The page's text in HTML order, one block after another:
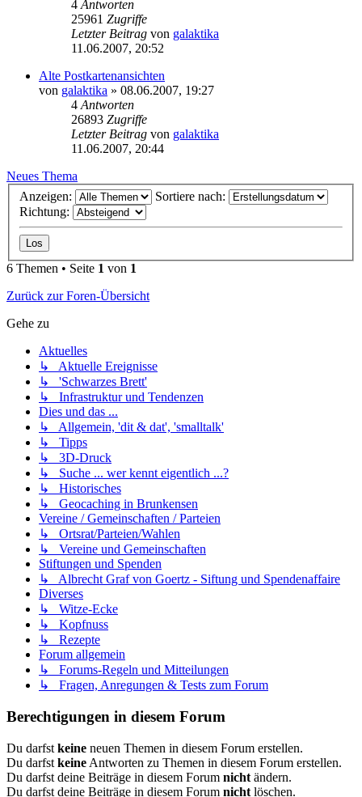
4 Antworten
25961 Zugriffe
Letzter Beitrag von galaktika
11.06.2007, 20:52
Alte Postkartenansichten
von galaktika » 08.06.2007, 19:27
4 Antworten
26893 Zugriffe
Letzter Beitrag von galaktika
11.06.2007, 20:44
Neues Thema
Anzeigen:
Sortiere nach:
Richtung:
6 Themen • Seite 1 von 1
Zurück zur Foren-Übersicht
Gehe zu
Aktuelles
↳ Aktuelle Ereignisse
↳ 'Schwarzes Brett'
↳ Infrastruktur und Tendenzen
Dies und das ...
↳ Allgemein, 'dit & dat', 'smalltalk'
↳ Tipps
↳ 3D-Druck
↳ Suche ... wer kennt eigentlich ...?
↳ Historisches
↳ Geocaching in Brunkensen
Vereine / Gemeinschaften / Parteien
↳ Ortsrat/Parteien/Wahlen
↳ Vereine und Gemeinschaften
Stiftungen und Spenden
↳ Albrecht Graf von Goertz - Siftung und Spendenaffaire
Diverses
↳ Witze-Ecke
↳ Kopfnuss
↳ Rezepte
Forum allgemein
↳ Forums-Regeln und Mitteilungen
↳ Fragen, Anregungen & Tests zum Forum
Berechtigungen in diesem Forum
Du darfst keine neuen Themen in diesem Forum erstellen.
Du darfst keine Antworten zu Themen in diesem Forum erstellen.
Du darfst deine Beiträge in diesem Forum nicht ändern.
Du darfst deine Beiträge in diesem Forum nicht löschen.